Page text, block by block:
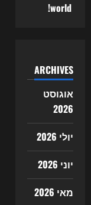
world!
ARCHIVES
אוגוסט
2026
יולי 2026
יוני 2026
מאי 2026